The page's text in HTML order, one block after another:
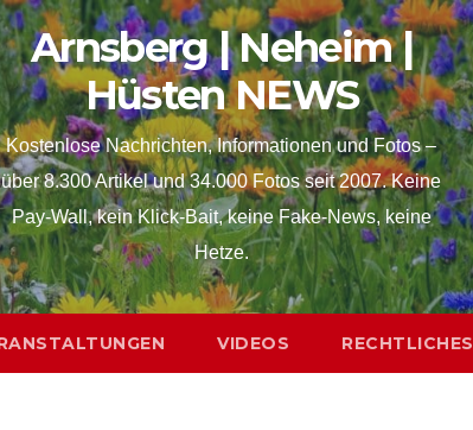
Arnsberg | Neheim |
Hüsten NEWS
Kostenlose Nachrichten, Informationen und Fotos –
über 8.300 Artikel und 34.000 Fotos seit 2007. Keine
Pay-Wall, kein Klick-Bait, keine Fake-News, keine
Hetze.
VIDEOS RECHTLICHES